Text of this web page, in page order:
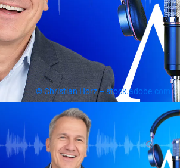
© Christian Horz – stock.adobe.com